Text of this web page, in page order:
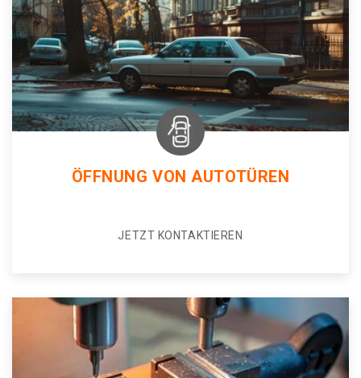
ÖFFNUNG VON AUTOTÜREN
JETZT KONTAKTIEREN